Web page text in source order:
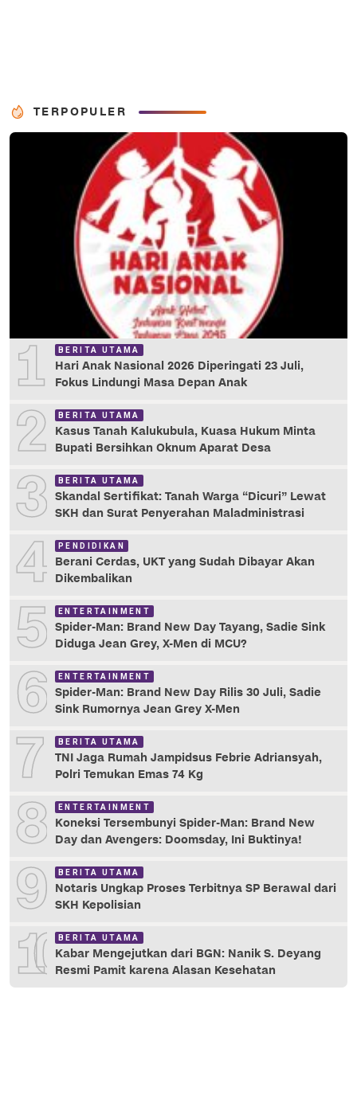
TERPOPULER
1 BERITA UTAMA
Hari Anak Nasional 2026 Diperingati 23 Juli,
Fokus Lindungi Masa Depan Anak
2 BERITA UTAMA
Kasus Tanah Kalukubula, Kuasa Hukum Minta
Bupati Bersihkan Oknum Aparat Desa
3 BERITA UTAMA
Skandal Sertifikat: Tanah Warga “Dicuri” Lewat
SKH dan Surat Penyerahan Maladministrasi
4 PENDIDIKAN
Berani Cerdas, UKT yang Sudah Dibayar Akan
Dikembalikan
5 ENTERTAINMENT
Spider-Man: Brand New Day Tayang, Sadie Sink
Diduga Jean Grey, X-Men di MCU?
6 ENTERTAINMENT
Spider-Man: Brand New Day Rilis 30 Juli, Sadie
Sink Rumornya Jean Grey X-Men
7 BERITA UTAMA
TNI Jaga Rumah Jampidsus Febrie Adriansyah,
Polri Temukan Emas 74 Kg
8 ENTERTAINMENT
Koneksi Tersembunyi Spider-Man: Brand New
Day dan Avengers: Doomsday, Ini Buktinya!
9 BERITA UTAMA
Notaris Ungkap Proses Terbitnya SP Berawal dari
SKH Kepolisian
10 BERITA UTAMA
Kabar Mengejutkan dari BGN: Nanik S. Deyang
Resmi Pamit karena Alasan Kesehatan